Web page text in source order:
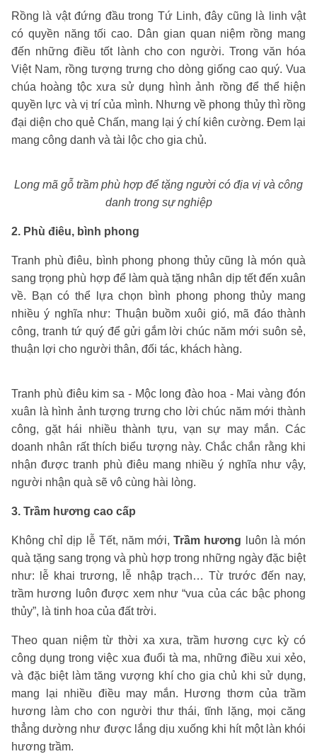
Rồng là vật đứng đầu trong Tứ Linh, đây cũng là linh vật
có quyền năng tối cao. Dân gian quan niệm rồng mang
đến những điều tốt lành cho con người. Trong văn hóa
Việt Nam, rồng tượng trưng cho dòng giống cao quý. Vua
chúa hoàng tộc xưa sử dụng hình ảnh rồng để thể hiện
quyền lực và vị trí của mình. Nhưng về phong thủy thì rồng
đại diện cho quẻ Chấn, mang lại ý chí kiên cường. Đem lại
mang công danh và tài lộc cho gia chủ.
Long mã gỗ trầm phù hợp để tặng người có địa vị và công
danh trong sự nghiệp
2. Phù điêu, bình phong
Tranh phù điêu, bình phong phong thủy cũng là món quà
sang trọng phù hợp để làm quà tặng nhân dịp tết đến xuân
về. Bạn có thể lựa chọn bình phong phong thủy mang
nhiều ý nghĩa như: Thuận buồm xuôi gió, mã đáo thành
công, tranh tứ quý để gửi gắm lời chúc năm mới suôn sẻ,
thuận lợi cho người thân, đối tác, khách hàng.
Tranh phù điêu kim sa - Mộc long đào hoa - Mai vàng đón
xuân là hình ảnh tượng trưng cho lời chúc năm mới thành
công, gặt hái nhiều thành tựu, vạn sự may mắn. Các
doanh nhân rất thích biểu tượng này. Chắc chắn rằng khi
nhận được tranh phù điêu mang nhiều ý nghĩa như vậy,
người nhận quà sẽ vô cùng hài lòng.
3. Trầm hương cao cấp
Không chỉ dịp lễ Tết, năm mới,Trầm hương luôn là món
quà tặng sang trọng và phù hợp trong những ngày đặc biệt
như: lễ khai trương, lễ nhập trạch… Từ trước đến nay,
trầm hương luôn được xem như “vua của các bậc phong
thủy”, là tinh hoa của đất trời.
Theo quan niệm từ thời xa xưa, trầm hương cực kỳ có
công dụng trong việc xua đuổi tà ma, những điều xui xẻo,
và đặc biệt làm tăng vượng khí cho gia chủ khi sử dụng,
mang lại nhiều điều may mắn. Hương thơm của trầm
hương làm cho con người thư thái, tĩnh lặng, mọi căng
thẳng dường như được lắng dịu xuống khi hít một làn khói
hương trầm.